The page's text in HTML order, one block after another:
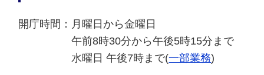
開庁時間： 月曜日から金曜日
午前8時30分から午後5時15分まで
水曜日 午後7時まで(一部業務)